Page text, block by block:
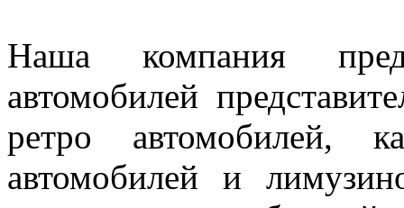
Наша компания
автомобилей
ретро автомобилей,
автомобилей и